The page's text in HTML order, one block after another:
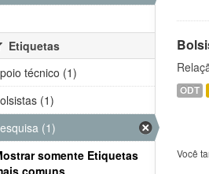
ODT
Você
Etiquetas
técnico (1)
(1)
(1)
somente Etiquetas
comuns